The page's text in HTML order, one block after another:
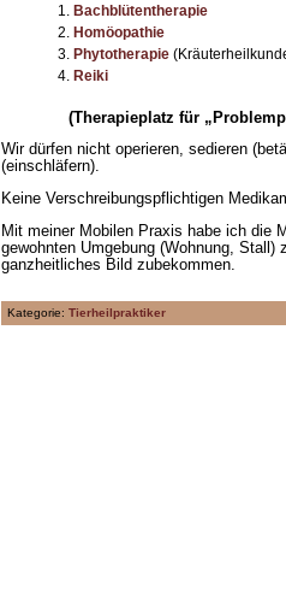
Bachblütentherapie
Homöopathie
Phytotherapie
Reiki
(Therapieplatz für
Wir dürfen nicht operieren, sedieren
(einschläfern).
Keine Verschreibungspflichtigen
Mit meiner Mobilen Praxis habe ich die
gewohnten Umgebung (Wohnung,
ganzheitliches Bild zubekommen.
Kategorie: Tierheilpraktiker